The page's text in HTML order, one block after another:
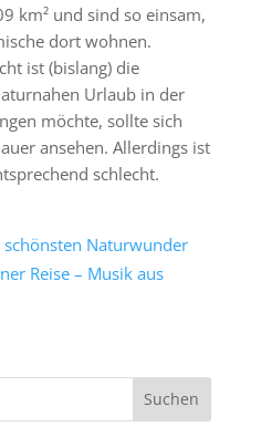
km² und sind so einsam,
dort wohnen.
ist (bislang) die
Urlaub in der
möchte, sollte sich
ansehen. Allerdings ist
schlecht.
schönsten Naturwunder
Reise – Musik aus